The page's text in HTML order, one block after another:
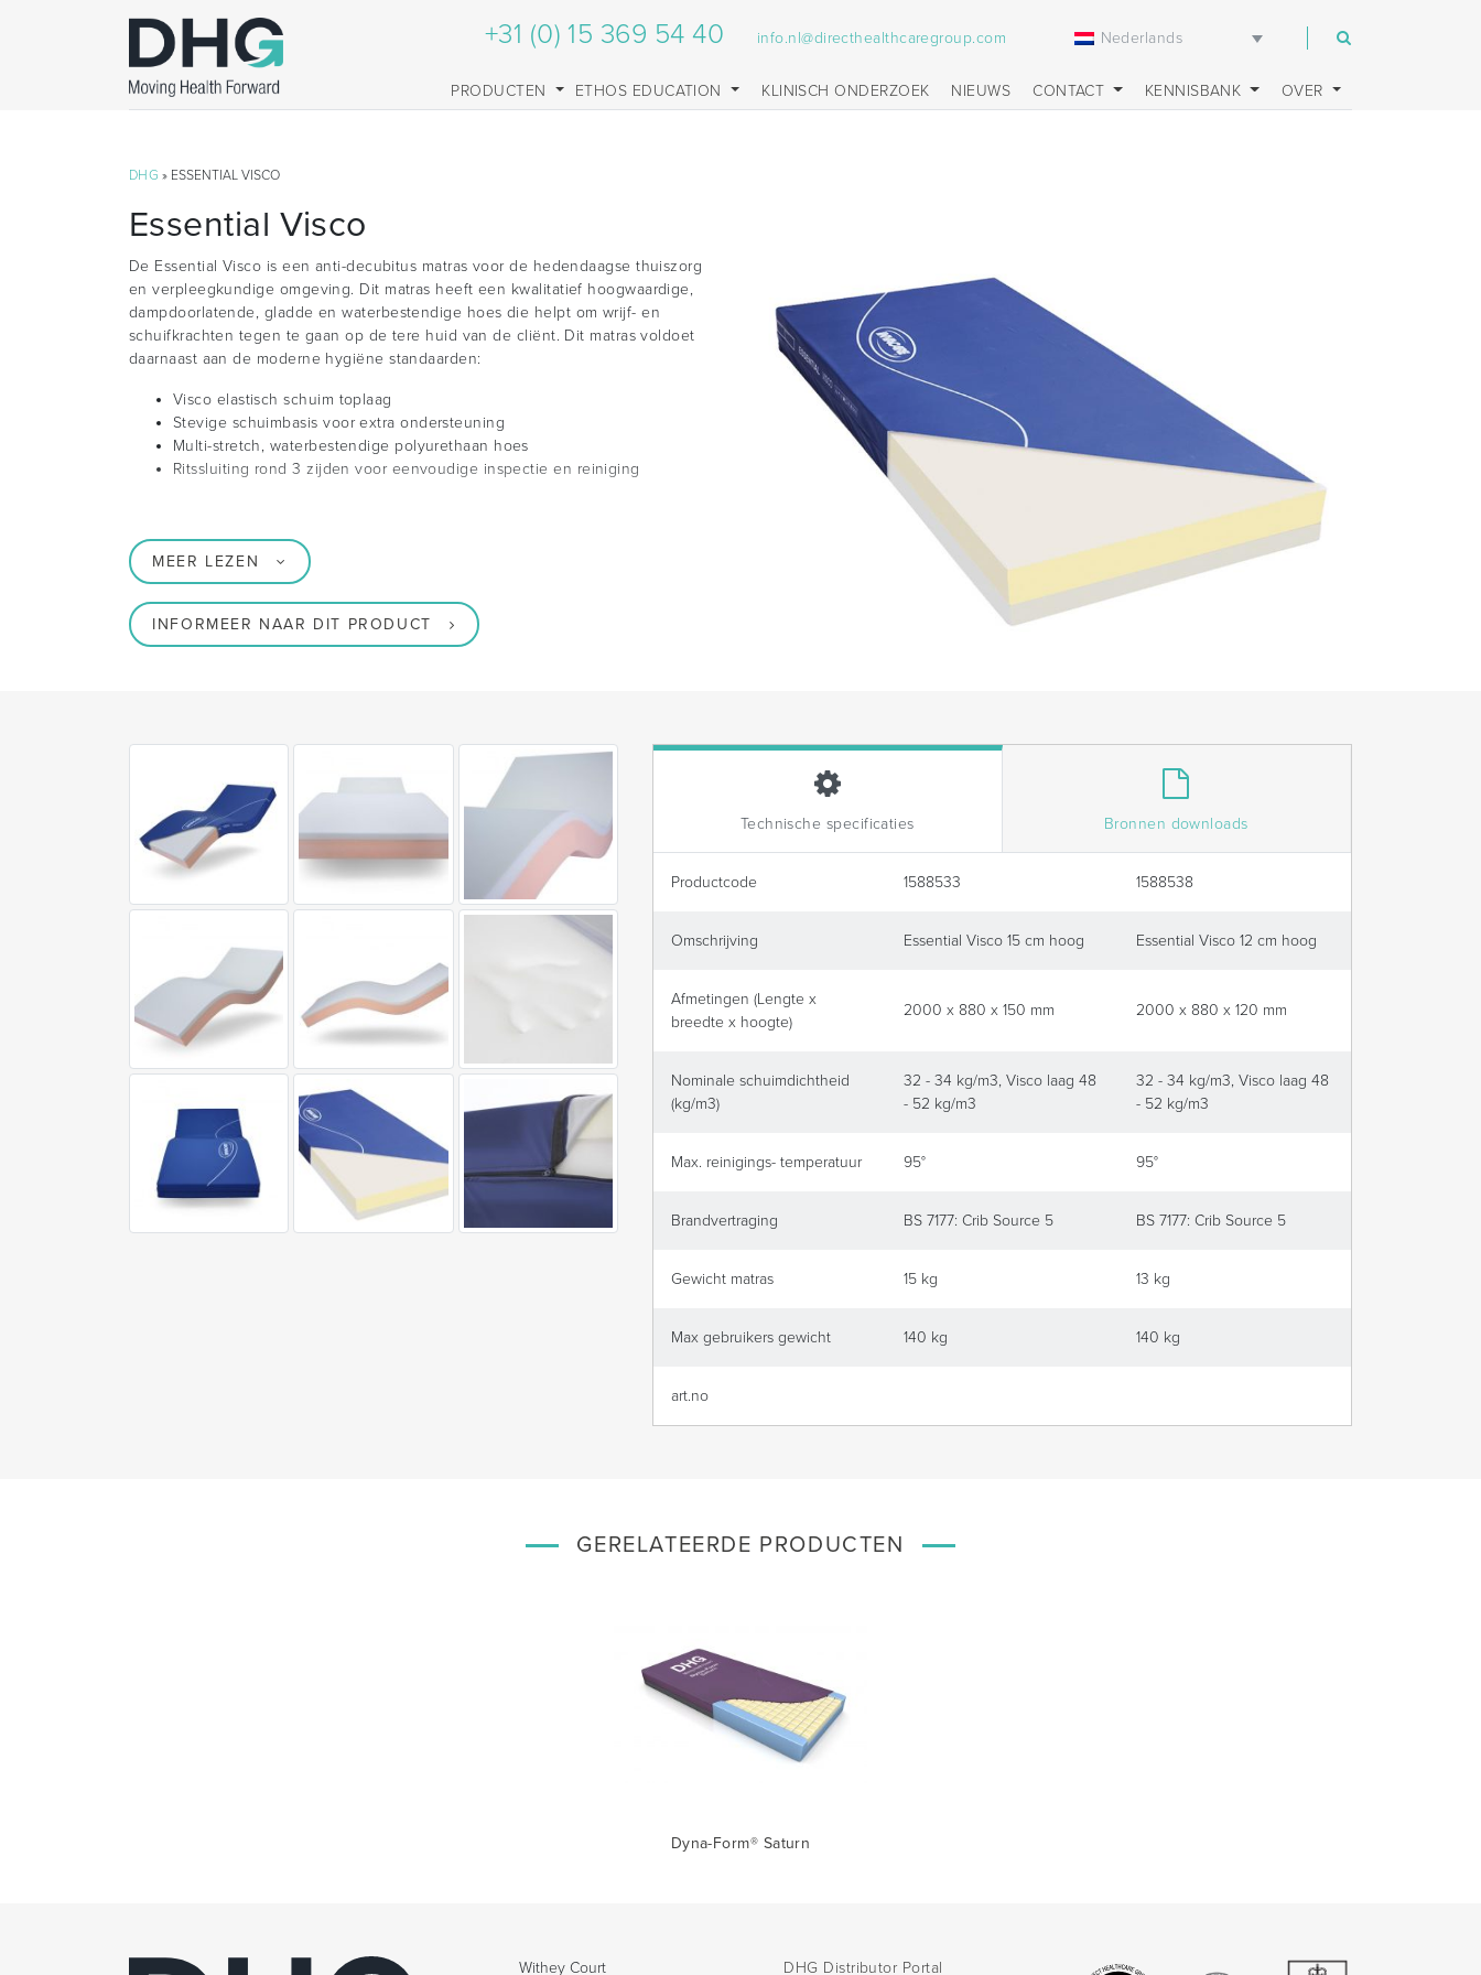
+31 (0) 15 369 54 40 info.nl@directhealthcaregroup.com Nederlands
PRODUCTEN ETHOS EDUCATION KLINISCH ONDERZOEK NIEUWS CONTACT KENNISBANK OVER
DHG » ESSENTIAL VISCO
Essential Visco
De Essential Visco is een anti-decubitus matras voor de hedendaagse thuiszorg
en verpleegkundige omgeving. Dit matras heeft een kwalitatief hoogwaardige,
dampdoorlatende, gladde en waterbestendige hoes die helpt om wrijf- en
schuifkrachten tegen te gaan op de tere huid van de cliënt. Dit matras voldoet
daarnaast aan de moderne hygiëne standaarden:
Visco elastisch schuim toplaag
Stevige schuimbasis voor extra ondersteuning
Multi-stretch, waterbestendige polyurethaan hoes
Ritssluiting rond 3 zijden voor eenvoudige inspectie en reiniging
MEER LEZEN
INFORMEER NAAR DIT PRODUCT
Technische specificaties Bronnen downloads
Productcode 1588533 1588538
Omschrijving Essential Visco 15 cm hoog Essential Visco 12 cm hoog
Afmetingen (Lengte x
breedte x hoogte)
2000 x 880 x 150 mm 2000 x 880 x 120 mm
Nominale schuimdichtheid
(kg/m3)
32 - 34 kg/m3, Visco laag 48
- 52 kg/m3
32 - 34 kg/m3, Visco laag 48
- 52 kg/m3
Max. reinigings- temperatuur 95° 95°
Brandvertraging BS 7177: Crib Source 5 BS 7177: Crib Source 5
Gewicht matras 15 kg 13 kg
Max gebruikers gewicht 140 kg 140 kg
art.no
GERELATEERDE PRODUCTEN
Dyna-Form® Saturn
Withey Court DHG Distributor Portal